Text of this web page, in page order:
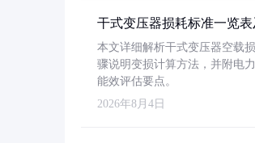
干式变压器损耗标准一览
本文详细解析干式变压器空载
骤说明变损计算方法，并附电
能效评估要点。
2026年8月4日